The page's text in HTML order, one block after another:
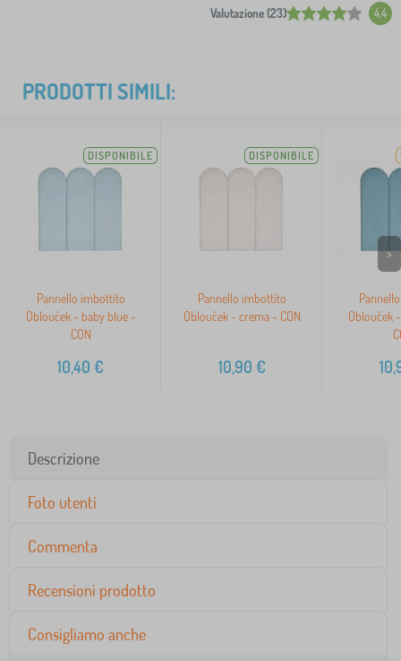
Valutazione (23) 4.4
PRODOTTI SIMILI:
DISPONIBILE
Pannello imbottito
Oblouček - baby blue -
CON
10,40 €
DISPONIBILE
Pannello imbottito
Oblouček - crema - CON
10,90 €
Oblouček
>
Descrizione
Foto utenti
Commenta
Recensioni prodotto
Consigliamo anche